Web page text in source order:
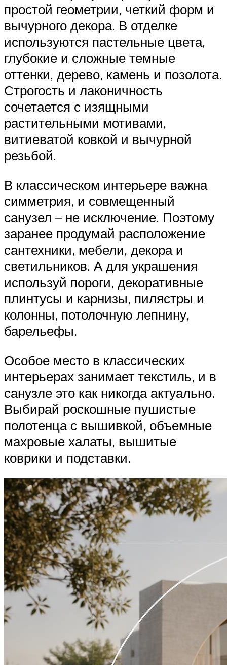
простой геометрии, четкий форм и
вычурного декора. В отделке
используются пастельные цвета,
глубокие и сложные темные
оттенки, дерево, камень и позолота.
Строгость и лаконичность
сочетается с изящными
растительными мотивами,
витиеватой ковкой и вычурной
резьбой.
В классическом интерьере важна
симметрия, и совмещенный
санузел – не исключение. Поэтому
заранее продумай расположение
сантехники, мебели, декора и
светильников. А для украшения
используй пороги, декоративные
плинтусы и карнизы, пилястры и
колонны, потолочную лепнину,
барельефы.
Особое место в классических
интерьерах занимает текстиль, и в
санузле это как никогда актуально.
Выбирай роскошные пушистые
полотенца с вышивкой, объемные
махровые халаты, вышитые
коврики и подставки.